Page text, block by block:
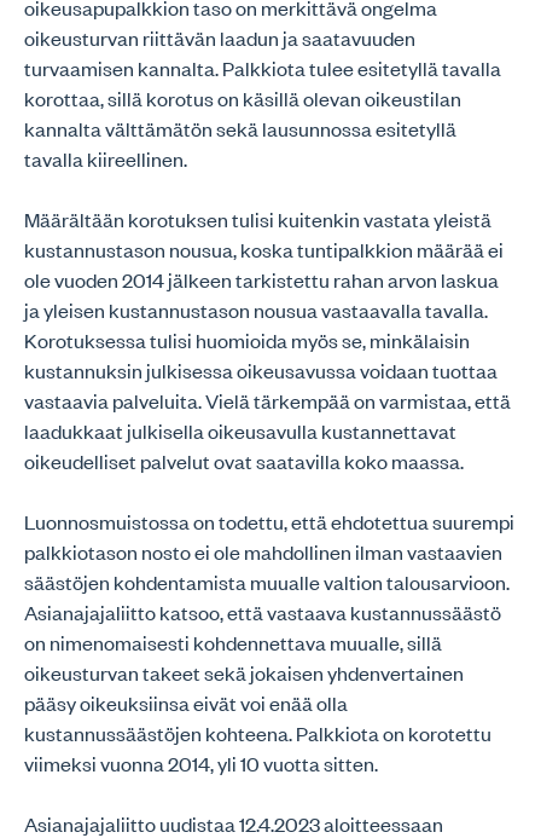
oikeusapupalkkion taso on merkittävä ongelma
oikeusturvan riittävän laadun ja saatavuuden
turvaamisen kannalta. Palkkiota tulee esitetyllä tavalla
korottaa, sillä korotus on käsillä olevan oikeustilan
kannalta välttämätön sekä lausunnossa esitetyllä
tavalla kiireellinen.
Määrältään korotuksen tulisi kuitenkin vastata yleistä
kustannustason nousua, koska tuntipalkkion määrää ei
ole vuoden 2014 jälkeen tarkistettu rahan arvon laskua
ja yleisen kustannustason nousua vastaavalla tavalla.
Korotuksessa tulisi huomioida myös se, minkälaisin
kustannuksin julkisessa oikeusavussa voidaan tuottaa
vastaavia palveluita. Vielä tärkempää on varmistaa, että
laadukkaat julkisella oikeusavulla kustannettavat
oikeudelliset palvelut ovat saatavilla koko maassa.
Luonnosmuistossa on todettu, että ehdotettua suurempi
palkkiotason nosto ei ole mahdollinen ilman vastaavien
säästöjen kohdentamista muualle valtion talousarvioon.
Asianajajaliitto katsoo, että vastaava kustannussäästö
on nimenomaisesti kohdennettava muualle, sillä
oikeusturvan takeet sekä jokaisen yhdenvertainen
pääsy oikeuksiinsa eivät voi enää olla
kustannussäästöjen kohteena. Palkkiota on korotettu
viimeksi vuonna 2014, yli 10 vuotta sitten.
Asianajajaliitto uudistaa 12.4.2023 aloitteessaan